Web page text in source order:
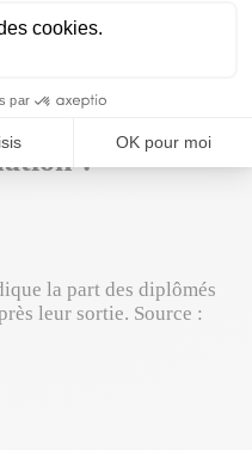
?
la part des diplômés
leur sortie. Source :